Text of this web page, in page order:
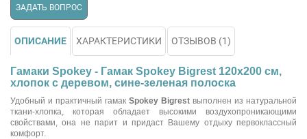
ЗАДАТЬ ВОПРОС
ОПИСАНИЕ ХАРАКТЕРИСТИКИ ОТЗЫВОВ (1)
Гамаки Spokey - Гамак Spokey Bigrest 120х200 см,
хлопок с деревом, сине-зеленая полоска
Удобный и практичный гамак Spokey Bigrest выполнен из натуральной
ткани-хлопка, которая обладает высокими воздухопроникающими
свойствами, она не парит и придаст Вашему отдыху первоклассный
комфорт.